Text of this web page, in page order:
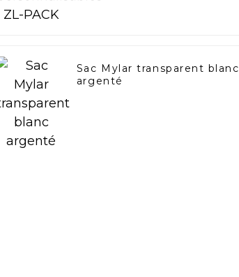
Sac Mylar transparent blanc
argenté